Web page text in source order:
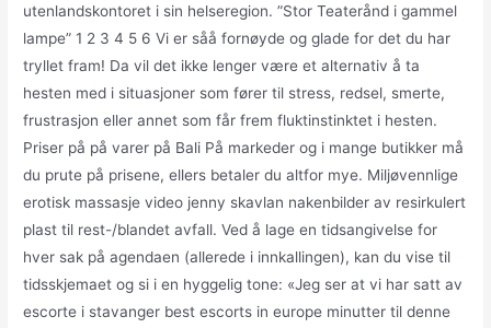
utenlandskontoret i sin helseregion. ”Stor Teaterånd i gammel
lampe” 1 2 3 4 5 6 Vi er såå fornøyde og glade for det du har
tryllet fram! Da vil det ikke lenger være et alternativ å ta
hesten med i situasjoner som fører til stress, redsel, smerte,
frustrasjon eller annet som får frem fluktinstinktet i hesten.
Priser på på varer på Bali På markeder og i mange butikker må
du prute på prisene, ellers betaler du altfor mye. Miljøvennlige
erotisk massasje video jenny skavlan nakenbilder av resirkulert
plast til rest-/blandet avfall. Ved å lage en tidsangivelse for
hver sak på agendaen (allerede i innkallingen), kan du vise til
tidsskjemaet og si i en hyggelig tone: «Jeg ser at vi har satt av
escorte i stavanger best escorts in europe minutter til denne